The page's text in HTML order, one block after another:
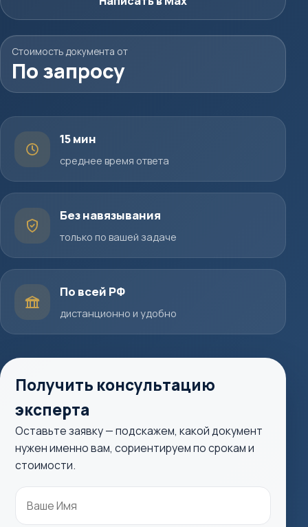
Стоимость документа от
По запросу
15 мин
среднее время ответа
Без навязывания
только по вашей задаче
По всей РФ
дистанционно и удобно
Получить консультацию
эксперта
Оставьте заявку — подскажем, какой документ
нужен именно вам, сориентируем по срокам и
стоимости.